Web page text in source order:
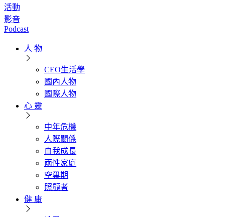
活動
影音
Podcast
人 物
CEO生活學
國內人物
國際人物
心 靈
中年危機
人際關係
自我成長
兩性家庭
空巢期
照顧者
健 康